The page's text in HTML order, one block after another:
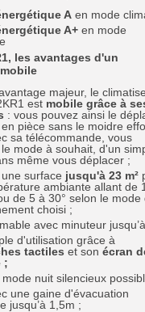
A en mode
A+ en mode
les avantages d'un
majeur, le
est mobile grâce à
: vous pouvez ainsi le
pièce sans le moidre
sa télécommande, vous
mode à souhait, d'un
même vous déplacer ;
surface jusqu'à 23 m²
ambiante allant de
de 5 à 30° selon le mode
choisi ;
avec minuteur
d'utilisation grâce à
tactiles et son écran
;
nuit silencieux
une gaine d'évacuation
jusqu’à 1,5m ;